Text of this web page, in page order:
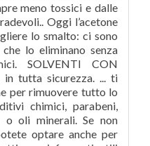
meno tossici e dalle
Oggi l’acetone
lo smalto: ci sono
lo eliminano senza
SOLVENTI CON
in tutta sicurezza. ... ti
per rimuovere tutto lo
chimici, parabeni,
o oli minerali. Se non
optare anche per